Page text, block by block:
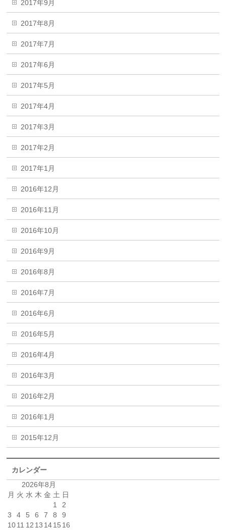
2017年9月
2017年8月
2017年7月
2017年6月
2017年5月
2017年4月
2017年3月
2017年2月
2017年1月
2016年12月
2016年11月
2016年10月
2016年9月
2016年8月
2016年7月
2016年6月
2016年5月
2016年4月
2016年3月
2016年2月
2016年1月
2015年12月
カレンダー
2026年8月
月 火 水 木 金 土 日
1
2
3
4 5 6 7 8
9
1011 12 13 1415 16